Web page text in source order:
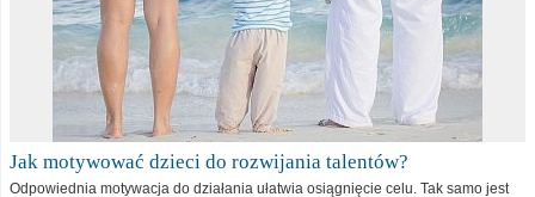
Jak motywować dzieci do rozwijania talentów?
Odpowiednia motywacja do działania ułatwia osiągnięcie celu. Tak samo jest